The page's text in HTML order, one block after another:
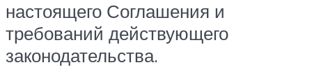
настоящего Соглашения и
требований действующего
законодательства.